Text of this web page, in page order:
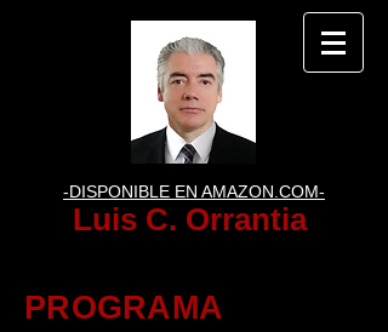
-DISPONIBLE EN AMAZON.COM-
Luis C. Orrantia
PROGRAMA